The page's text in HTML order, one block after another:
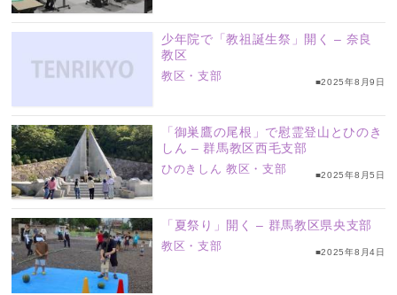
少年院で「教祖誕生祭」開く – 奈良
教区
教区・支部
■2025年8月9日
「御巣鷹の尾根」で慰霊登山とひのき
しん – 群馬教区西毛支部
ひのきしん 教区・支部 ■2025年8月5日
「夏祭り」開く – 群馬教区県央支部
教区・支部
■2025年8月4日